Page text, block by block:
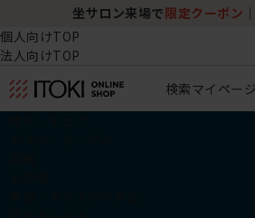
坐サロン来場で 限定クーポン
個人向けTOP
法人向けTOP
検索マイページ